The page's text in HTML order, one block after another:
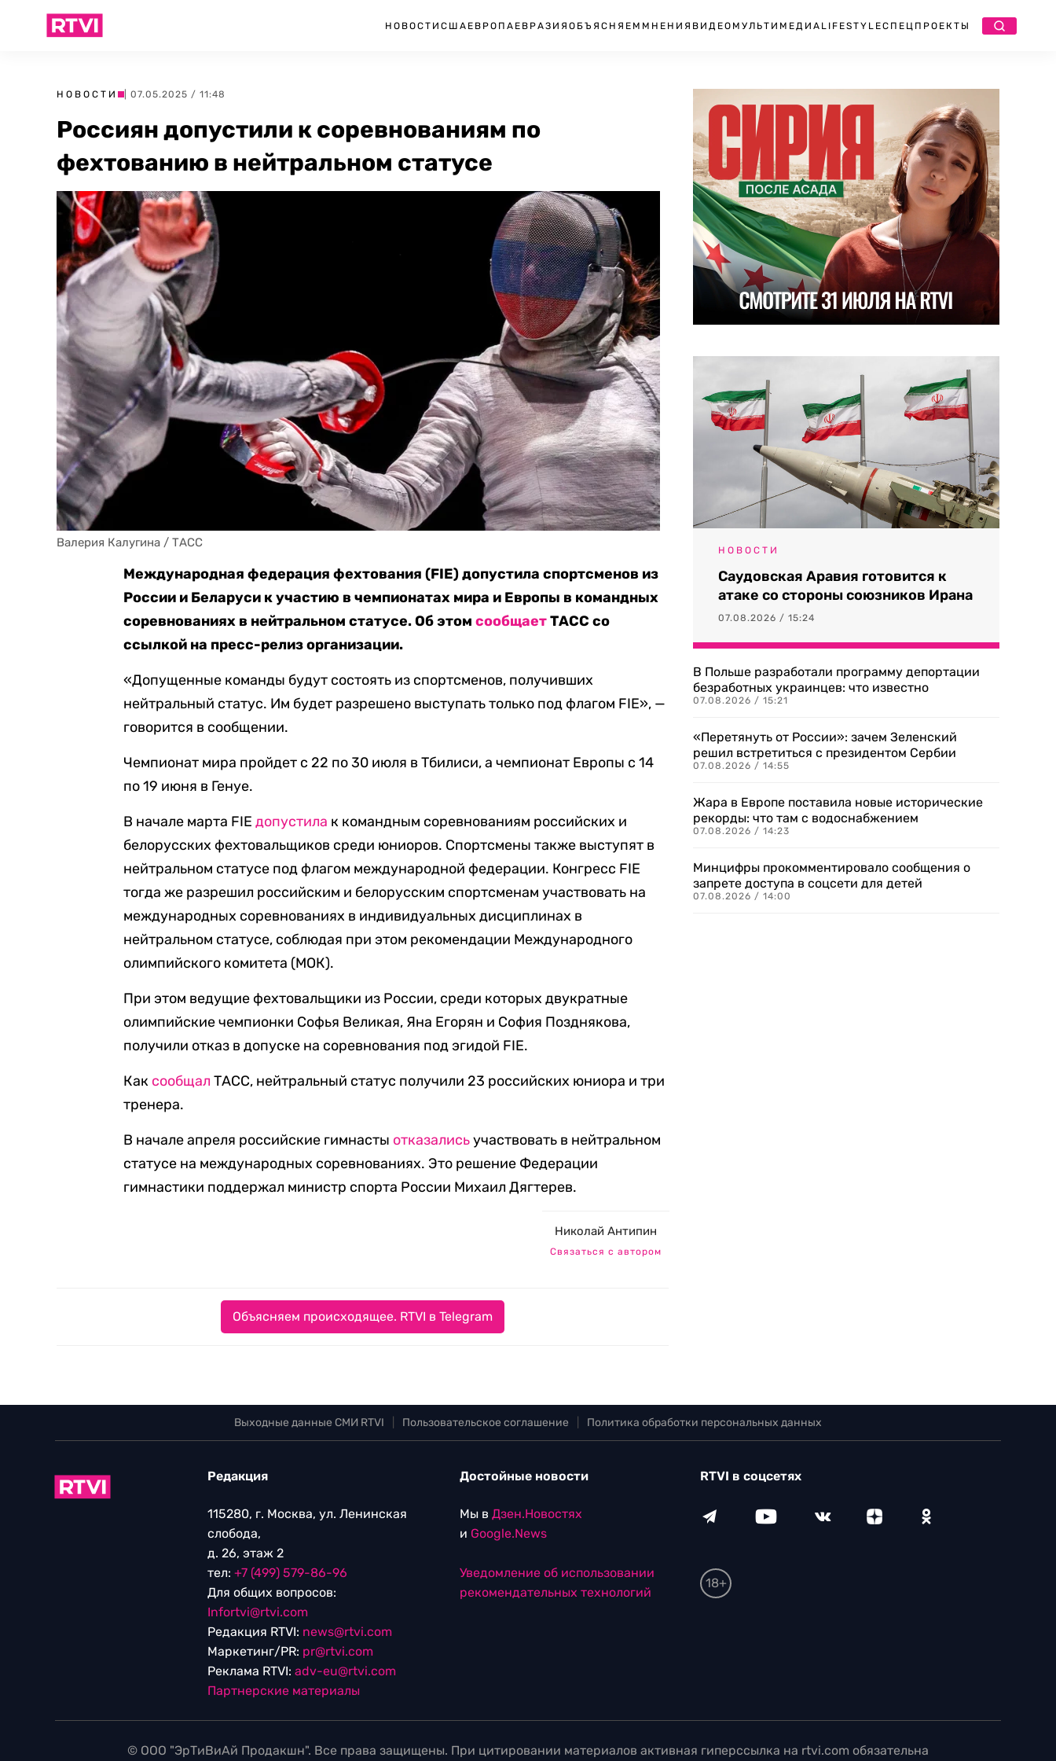
НОВОСТИ США ЕВРОПА ЕВРАЗИЯ ОБЪЯСНЯЕМ МНЕНИЯ ВИДЕО МУЛЬТИМЕДИА LIFESTYLEСПЕЦПРОЕКТЫ
НОВОСТИ | 07.05.2025 / 11:48
Россиян допустили к соревнованиям по
фехтованию в нейтральном статусе
Валерия Калугина / ТАСС
Международная федерация фехтования (FIE) допустила спортсменов из
России и Беларуси к участию в чемпионатах мира и Европы в командных
соревнованиях в нейтральном статусе. Об этомсообщаетТАСС со
ссылкой на пресс-релиз организации.
«Допущенные команды будут состоять из спортсменов, получивших
нейтральный статус. Им будет разрешено выступать только под флагом FIE», —
говорится в сообщении.
Чемпионат мира пройдет с 22 по 30 июля в Тбилиси, а чемпионат Европы с 14
по 19 июня в Генуе.
В начале марта FIEдопустила к командным соревнованиям российских и
белорусских фехтовальщиков среди юниоров. Спортсмены также выступят в
нейтральном статусе под флагом международной федерации. Конгресс FIE
тогда же разрешил российским и белорусским спортсменам участвовать на
международных соревнованиях в индивидуальных дисциплинах в
нейтральном статусе, соблюдая при этом рекомендации Международного
олимпийского комитета (МОК).
При этом ведущие фехтовальщики из России, среди которых двукратные
олимпийские чемпионки Софья Великая, Яна Егорян и София Позднякова,
получили отказ в допуске на соревнования под эгидой FIE.
Как сообщал ТАСС, нейтральный статус получили 23 российских юниора и три
тренера.
В начале апреля российские гимнасты отказалисьучаствовать в нейтральном
статусе на международных соревнованиях. Это решение Федерации
гимнастики поддержал министр спорта России Михаил Дягтерев.
Николай Антипин
Связаться с автором
Объясняем происходящее. RTVI в Telegram
НОВОСТИ
Саудовская Аравия готовится к
атаке со стороны союзников Ирана
07.08.2026 / 15:24
В Польше разработали программу депортации
безработных украинцев: что известно
07.08.2026 / 15:21
«Перетянуть от России»: зачем Зеленский
решил встретиться с президентом Сербии
07.08.2026 / 14:55
Жара в Европе поставила новые исторические
рекорды: что там с водоснабжением
07.08.2026 / 14:23
Минцифры прокомментировало сообщения о
запрете доступа в соцсети для детей
07.08.2026 / 14:00
Выходные данные СМИ RTVI Пользовательское соглашение Политика обработки персональных данных
Редакция
115280, г. Москва, ул. Ленинская
слобода,
д. 26, этаж 2
тел: +7 (499) 579-86-96
Для общих вопросов:
Infortvi@rtvi.com
Редакция RTVI: news@rtvi.com
Маркетинг/PR: pr@rtvi.com
Реклама RTVI: adv-eu@rtvi.com
Партнерские материалы
Достойные новости
Мы в Дзен.Новостях
и Google.News
Уведомление об использовании
рекомендательных технологий
RTVI в соцсетях
18+
© ООО "ЭрТиВиАй Продакшн". Все права защищены. При цитировании материалов активная гиперссылка на rtvi.com обязательна